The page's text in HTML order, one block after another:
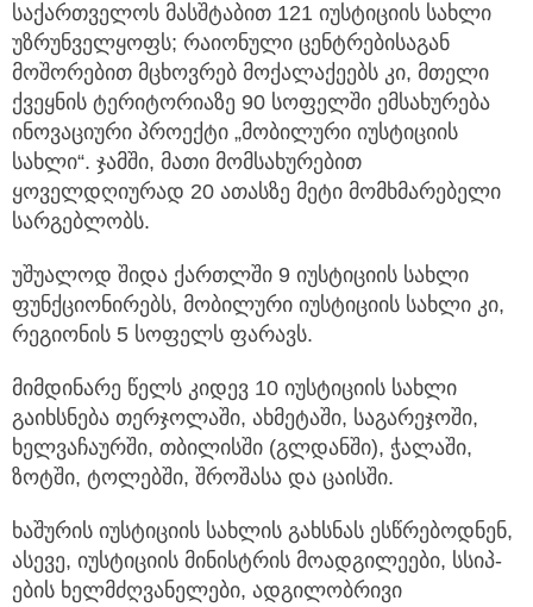
საქართველოს მასშტაბით 121 იუსტიციის სახლი
უზრუნველყოფს; რაიონული ცენტრებისაგან
მოშორებით მცხოვრებ მოქალაქეებს კი, მთელი
ქვეყნის ტერიტორიაზე 90 სოფელში ემსახურება
ინოვაციური პროექტი „მობილური იუსტიციის
სახლი“. ჯამში, მათი მომსახურებით
ყოველდღიურად 20 ათასზე მეტი მომხმარებელი
სარგებლობს.
უშუალოდ შიდა ქართლში 9 იუსტიციის სახლი
ფუნქციონირებს, მობილური იუსტიციის სახლი კი,
რეგიონის 5 სოფელს ფარავს.
მიმდინარე წელს კიდევ 10 იუსტიციის სახლი
გაიხსნება თერჯოლაში, ახმეტაში, საგარეჯოში,
ხელვაჩაურში, თბილისში (გლდანში), ჭალაში,
ზოტში, ტოლებში, შროშასა და ცაისში.
ხაშურის იუსტიციის სახლის გახსნას ესწრებოდნენ,
ასევე, იუსტიციის მინისტრის მოადგილეები, სსიპ-
ების ხელმძღვანელები, ადგილობრივი